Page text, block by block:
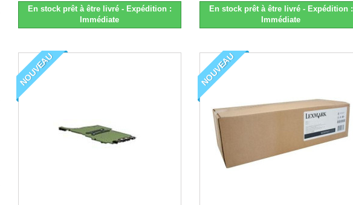
En stock prêt à être livré - Expédition :
Immédiate
En stock prêt à être livré - Expédition :
Immédiate
NOUVEAU NOUVEAU